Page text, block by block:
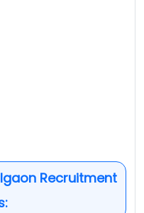
Recruitment